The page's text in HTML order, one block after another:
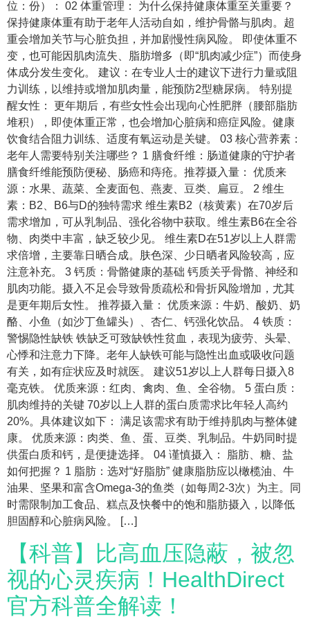
位：份）： 02 体重管理： 为什么保持健康体重至关重要？
保持健康体重有助于老年人活动自如，维护骨骼与肌肉。超
重会增加关节与心脏负担，并加剧慢性病风险。 即使体重不
变，也可能因肌肉流失、脂肪增多（即“肌肉减少症”）而使身
体成分发生变化。 建议：在专业人士的建议下进行力量或阻
力训练，以维持或增加肌肉量，能预防2型糖尿病。 特别提
醒女性： 更年期后，有些女性会出现向心性肥胖（腰部脂肪
堆积），即使体重正常，也会增加心脏病和癌症风险。健康
饮食结合阻力训练、适度有氧运动是关键。 03 核心营养素：
老年人需要特别关注哪些？ 1 膳食纤维：肠道健康的守护者
膳食纤维能预防便秘、肠癌和痔疮。推荐摄入量： 优质来
源：水果、蔬菜、全麦面包、燕麦、豆类、扁豆。 2 维生
素：B2、B6与D的独特需求 维生素B2（核黄素）在70岁后
需求增加，可从乳制品、强化谷物中获取。维生素B6在全谷
物、肉类中丰富，缺乏较少见。 维生素D在51岁以上人群需
求倍增，主要靠日晒合成。肤色深、少日晒者风险较高，应
注意补充。 3 钙质：骨骼健康的基础 钙质关乎骨骼、神经和
肌肉功能。摄入不足会导致骨质疏松和骨折风险增加，尤其
是更年期后女性。 推荐摄入量： 优质来源：牛奶、酸奶、奶
酪、小鱼（如沙丁鱼罐头）、杏仁、钙强化饮品。 4 铁质：
警惕隐性缺铁 铁缺乏可致缺铁性贫血，表现为疲劳、头晕、
心悸和注意力下降。老年人缺铁可能与隐性出血或吸收问题
有关，如有症状应及时就医。 建议51岁以上人群每日摄入8
毫克铁。 优质来源：红肉、禽肉、鱼、全谷物。 5 蛋白质：
肌肉维持的关键 70岁以上人群的蛋白质需求比年轻人高约
20%。具体建议如下： 满足该需求有助于维持肌肉与整体健
康。 优质来源：肉类、鱼、蛋、豆类、乳制品。牛奶同时提
供蛋白质和钙，是便捷选择。 04 谨慎摄入： 脂肪、糖、盐
如何把握？ 1 脂肪：选对“好脂肪” 健康脂肪应以橄榄油、牛
油果、坚果和富含Omega-3的鱼类（如每周2-3次）为主。同
时需限制加工食品、糕点及快餐中的饱和脂肪摄入，以降低
胆固醇和心脏病风险。 […]
【科普】比高血压隐蔽，被忽
视的心灵疾病！HealthDirect
官方科普全解读！